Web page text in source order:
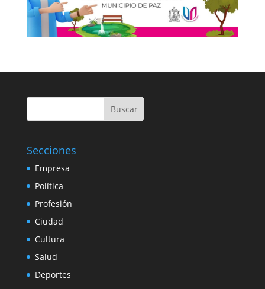
Buscar
Secciones
Empresa
Política
Profesión
Ciudad
Cultura
Salud
Deportes